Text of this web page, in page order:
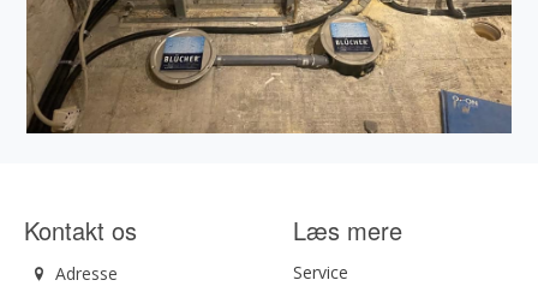
Kontakt os
Adresse
Læs mere
Service